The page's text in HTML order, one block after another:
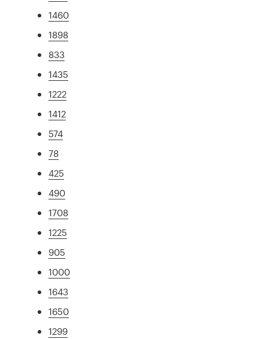
1460
1898
833
1435
1222
1412
574
78
425
490
1708
1225
905
1000
1643
1650
1299